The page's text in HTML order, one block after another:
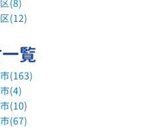
(8)
(12)
覧
(163)
(4)
(10)
(67)